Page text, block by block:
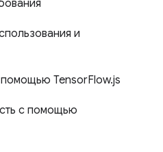
и
TensorFlow.js
с помощью